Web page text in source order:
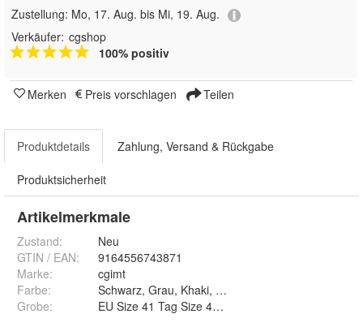
Zustellung: Mo, 17. Aug. bis Mi, 19. Aug.
Verkäufer: cgshop
100% positiv
Merken Preis vorschlagen Teilen
Produktdetails Zahlung, Versand & Rückgabe
Produktsicherheit
Artikelmerkmale
Zustand:
Neu
GTIN / EAN:
9164556743871
Marke:
cgimt
Farbe:
Grobe: EU Size 41 Tag Size 42, EU Size 40 Tag Size 41,